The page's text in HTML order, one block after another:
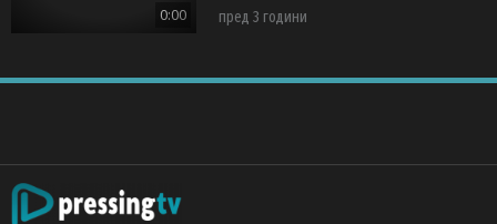
0:00
како да прифатиме дека ќе се
пред 3 години